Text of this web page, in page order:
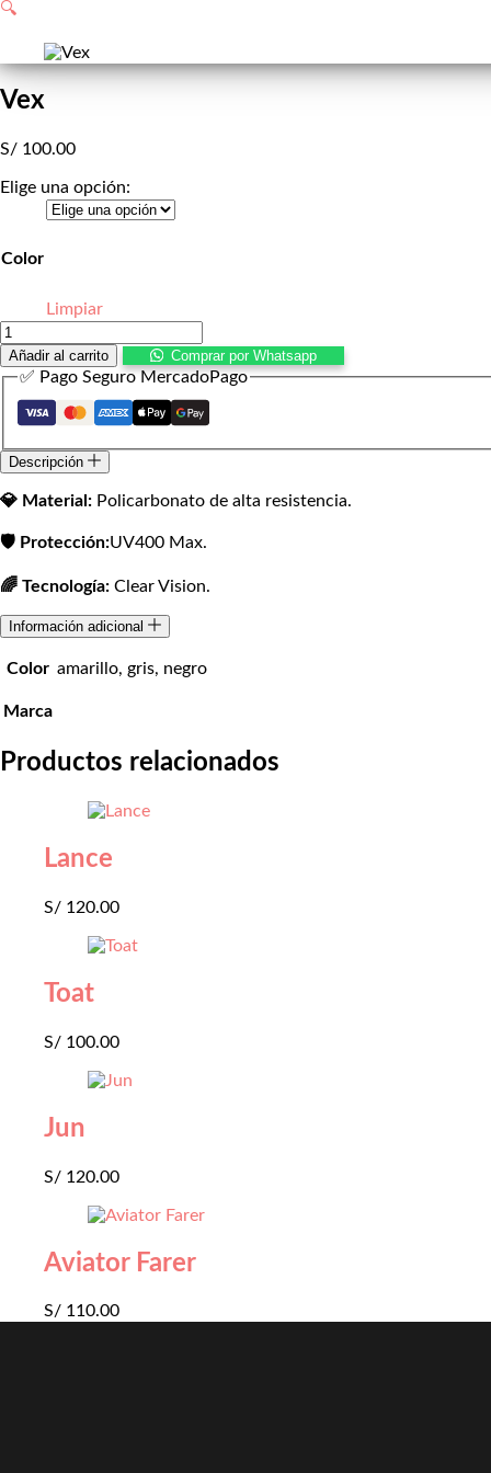
🔍
Vex
S/ 100.00
Elige una opción:
Color
Limpiar
Vex
cantidad
Añadir al carrito Comprar por Whatsapp
✅ Pago Seguro MercadoPago
Descripción
💎 Material: Policarbonato de alta resistencia.
🛡️ Protección:UV400 Max.
🌈 Tecnología: Clear Vision.
Información adicional
Color amarillo, gris, negro
Marca
Productos relacionados
Lance
S/ 120.00
Toat
S/ 100.00
Jun
S/ 120.00
Aviator Farer
S/ 110.00